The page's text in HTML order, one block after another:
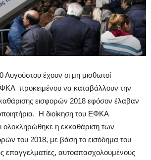
Αυγούστου έχουν οι μη μισθωτοί
προκειμένου να καταβάλλουν την
εισφορών 2018 εφόσον έλαβαν
Η διοίκηση του ΕΦΚΑ
ολοκληρώθηκε η εκκαθάριση των
του 2018, με βάση το εισόδημα του
επαγγελματίες, αυτοαπασχολουμένους